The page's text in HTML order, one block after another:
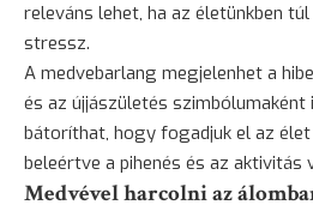
releváns lehet, ha az életünkben
stressz.
A medvebarlang megjelenhet a
és az újjászületés szimbólumaként
bátoríthat, hogy fogadjuk el az
beleértve a pihenés és az aktivitás
Medvével harcolni az